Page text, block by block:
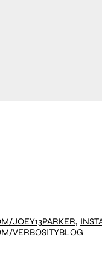
JOEY13PARKER,
VERBOSITYBLOG